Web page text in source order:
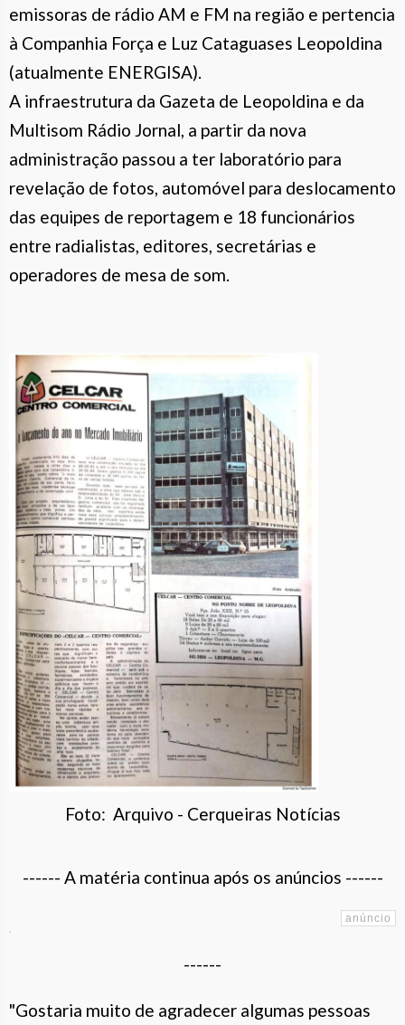
emissoras de rádio AM e FM na região e pertencia
à Companhia Força e Luz Cataguases Leopoldina
(atualmente ENERGISA).
A infraestrutura da Gazeta de Leopoldina e da
Multisom Rádio Jornal, a partir da nova
administração passou a ter laboratório para
revelação de fotos, automóvel para deslocamento
das equipes de reportagem e 18 funcionários
entre radialistas, editores, secretárias e
operadores de mesa de som.
Foto: Arquivo - Cerqueiras Notícias
------ A matéria continua após os anúncios ------
------
"Gostaria muito de agradecer algumas pessoas